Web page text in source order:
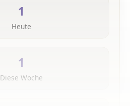
1
Heute
1
Diese Woche